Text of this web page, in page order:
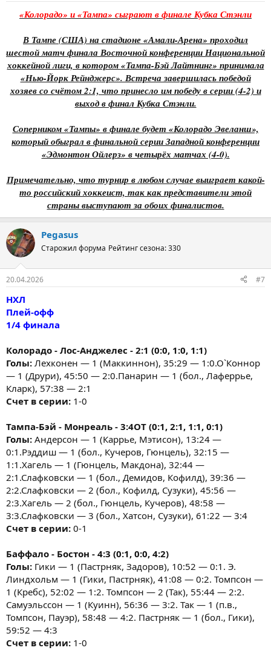
«Колорадо» и «Тампа» сыграют в финале Кубка Стэнли
В Тампе (США) на стадионе «Амали-Арена» проходил
шестой матч финала Восточной конференции Национальной
хоккейной лиги, в котором «Тампа-Бэй Лайтнинг» принимала
«Нью-Йорк Рейнджерс». Встреча завершилась победой
хозяев со счётом 2:1, что принесло им победу в серии (4-2) и
выход в финал Кубка Стэнли.
Соперником «Тампы» в финале будет «Колорадо Эвеланш»,
который обыграл в финальной серии Западной конференции
«Эдмонтон Ойлерз» в четырёх матчах (4-0).
Примечательно, что турнир в любом случае выиграет какой-
то российский хоккеист, так как представители этой
страны выступают за обоих финалистов.
Pegasus
Старожил форума Рейтинг сезона: 330
20.04.2026 #7
НХЛ
Плей-офф
1/4 финала
Колорадо - Лос-Анджелес - 2:1 (0:0, 1:0, 1:1)
Голы: Лехконен — 1 (Маккиннон), 35:29 — 1:0.О`Коннор
— 1 (Друри), 45:50 — 2:0.Панарин — 1 (бол., Лаферрье,
Кларк), 57:38 — 2:1
Счет в серии: 1-0
Тампа-Бэй - Монреаль - 3:4ОТ (0:1, 2:1, 1:1, 0:1)
Голы: Андерсон — 1 (Каррье, Мэтисон), 13:24 —
0:1.Рэддиш — 1 (бол., Кучеров, Гюнцель), 32:15 —
1:1.Хагель — 1 (Гюнцель, Макдона), 32:44 —
2:1.Слафковски — 1 (бол., Демидов, Кофилд), 39:36 —
2:2.Слафковски — 2 (бол., Кофилд, Сузуки), 45:56 —
2:3.Хагель — 2 (бол., Гюнцель, Кучеров), 48:58 —
3:3.Слафковски — 3 (бол., Хатсон, Сузуки), 61:22 — 3:4
Счет в серии: 0-1
Баффало - Бостон - 4:3 (0:1, 0:0, 4:2)
Голы: Гики — 1 (Пастрняк, Задоров), 10:52 — 0:1. Э.
Линдхольм — 1 (Гики, Пастрняк), 41:08 — 0:2. Томпсон —
1 (Кребс), 52:02 — 1:2. Томпсон — 2 (Так), 55:44 — 2:2.
Самуэльссон — 1 (Куинн), 56:36 — 3:2. Так — 1 (п.в.,
Томпсон, Пауэр), 58:48 — 4:2. Пастрняк — 1 (бол., Гики),
59:52 — 4:3
Счет в серии: 1-0